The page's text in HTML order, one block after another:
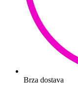
Brza dostava